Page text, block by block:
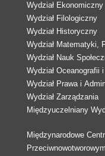
Wydział Ekonomiczny
Wydział Filologiczny
Wydział Historyczny
Wydział Matematyki,
Wydział Nauk
Wydział Oceanografii
Wydział Prawa i
Wydział Zarządzania
Międzyuczelniany
Międzynarodowe